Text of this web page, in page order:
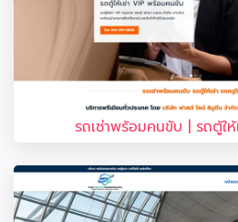
รถเช่าพร้อมคนขับ | รถตู้ให้